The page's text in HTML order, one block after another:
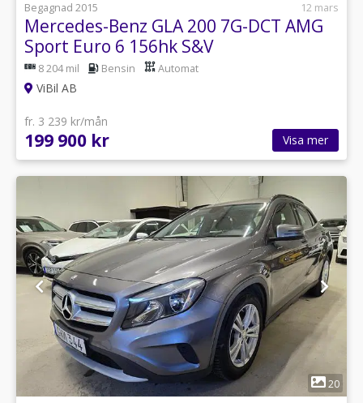
Begagnad 2015
12 mars
Mercedes-Benz GLA 200 7G-DCT AMG
Sport Euro 6 156hk S&V
8 204 mil Bensin Automat
ViBil AB
fr. 3 239 kr/mån
199 900 kr Visa mer
1
20